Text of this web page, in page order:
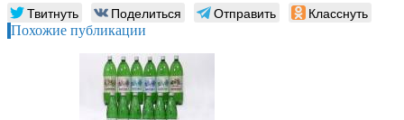
Твитнуть Поделиться Отправить Класснуть
Похожие публикации